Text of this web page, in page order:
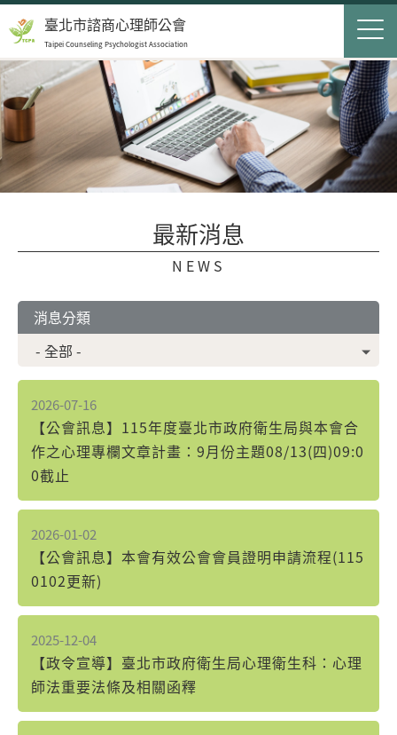
關於我們
最新消息
會員服務
民眾服務
聯絡我們
登入 申請入會
搜尋
Jump to Navigation
Jump to Main content
最新消息
NEWS
消息分類
2026-07-16
【公會訊息】115年度臺北市政府衛生局與本會合
作之心理專欄文章計畫：9月份主題08/13(四)09:0
0截止
2026-01-02
【公會訊息】本會有效公會會員證明申請流程(115
0102更新)
2025-12-04
【政令宣導】臺北市政府衛生局心理衛生科：心理
師法重要法條及相關函釋
臺北市諮商心理師公會
Taipei Counseling Psychologist Association